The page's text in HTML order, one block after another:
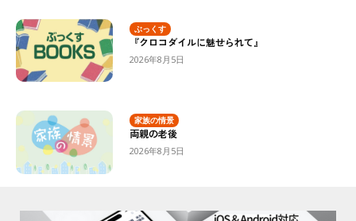
ぶっくす
『クロコダイルに魅せられて』
2026年8月5日
家族の情景
両親の老後
2026年8月5日